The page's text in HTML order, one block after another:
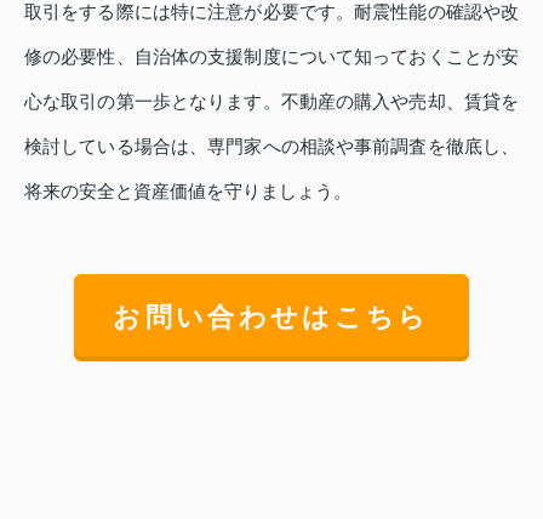
取引をする際には特に注意が必要です。耐震性能の確認や改
修の必要性、自治体の支援制度について知っておくことが安
心な取引の第一歩となります。不動産の購入や売却、賃貸を
検討している場合は、専門家への相談や事前調査を徹底し、
将来の安全と資産価値を守りましょう。
お問い合わせはこちら